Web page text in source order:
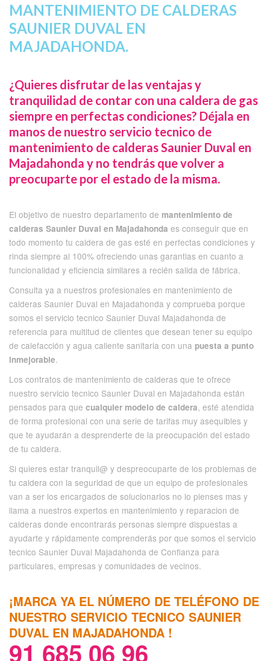
MANTENIMIENTO DE CALDERAS
SAUNIER DUVAL EN
MAJADAHONDA.
¿Quieres disfrutar de las ventajas y
tranquilidad de contar con una caldera de gas
siempre en perfectas condiciones? Déjala en
manos de nuestro servicio tecnico de
mantenimiento de calderas Saunier Duval en
Majadahonda y no tendrás que volver a
preocuparte por el estado de la misma.
El objetivo de nuestro departamento de mantenimiento de
calderas Saunier Duval en Majadahonda es conseguir que en
todo momento tu caldera de gas esté en perfectas condiciones y
rinda siempre al 100% ofreciendo unas garantias en cuanto a
funcionalidad y eficiencia similares a recién salida de fábrica.
Consulta ya a nuestros profesionales en mantenimiento de
calderas Saunier Duval en Majadahonda y comprueba porque
somos el servicio tecnico Saunier Duval Majadahonda de
referencia para multitud de clientes que desean tener su equipo
de calefacción y agua caliente sanitaria con una puesta a punto
inmejorable.
Los contratos de mantenimiento de calderas que te ofrece
nuestro servicio tecnico Saunier Duval en Majadahonda están
pensados para que cualquier modelo de caldera, esté atendida
de forma profesional con una serie de tarifas muy asequibles y
que te ayudarán a desprenderte de la preocupación del estado
de tu caldera.
Si quieres estar tranquil@ y despreocuparte de los problemas de
tu caldera con la seguridad de que un equipo de profesionales
van a ser los encargados de solucionarlos no lo pienses mas y
llama a nuestros expertos en mantenimiento y reparacion de
calderas donde encontrarás personas siempre dispuestas a
ayudarte y rápidamente comprenderás por que somos el servicio
tecnico Saunier Duval Majadahonda de Confianza para
particulares, empresas y comunidades de vecinos.
¡MARCA YA EL NÚMERO DE TELÉFONO DE
NUESTRO SERVICIO TECNICO SAUNIER
DUVAL EN MAJADAHONDA !
91 685 06 96